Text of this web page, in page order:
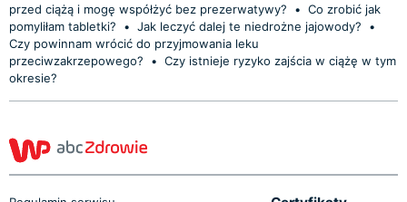
przed ciążą i mogę współżyć bez prezerwatywy?
• Co zrobić jak
pomyliłam tabletki?
• Jak leczyć dalej te niedrożne jajowody?
•
Czy powinnam wrócić do przyjmowania leku
przeciwzakrzepowego?
• Czy istnieje ryzyko zajścia w ciążę w tym
okresie?